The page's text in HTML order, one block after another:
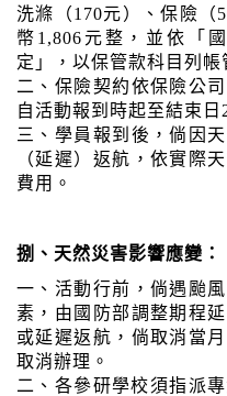
洗滌（170元）、保險（
幣1,806元整，並依「
定」，以保管款科目列帳
二、保險契約依保險公
自活動報到時起至結束日
三、學員報到後，倘因
（延遲）返航，依實際
費用。
捌、天然災害影響應變：
一、活動行前，倘遇颱
素，由國防部調整期程
或延遲返航，倘取消當
取消辦理。
二、各參研學校須指派